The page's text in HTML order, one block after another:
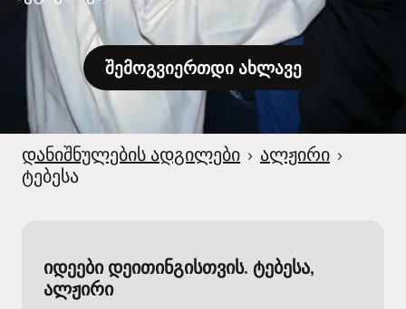
შემოგვიერთდი ახლავე
დანიშნულების ადგილები › ალჟირი ›
ტებესა
იდეები დეითინგისთვის. ტებესა,
ალჟირი